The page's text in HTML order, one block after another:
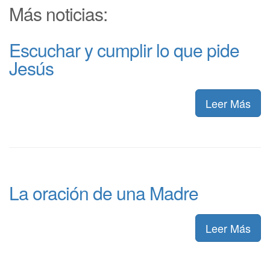
Más noticias:
Escuchar y cumplir lo que pide
Jesús
Leer Más
La oración de una Madre
Leer Más